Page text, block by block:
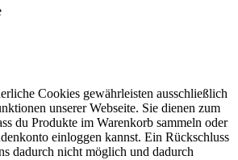
Cookies gewährleisten ausschließlich
unserer Webseite. Sie dienen zum
du Produkte im Warenkorb sammeln oder
einloggen kannst. Ein Rückschluss
dadurch nicht möglich und dadurch